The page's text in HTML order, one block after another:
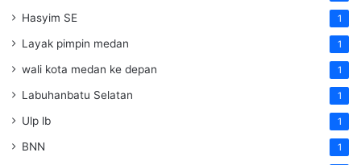
Hasyim SE 1
Layak pimpin medan 1
wali kota medan ke depan 1
Labuhanbatu Selatan 1
Ulp lb 1
BNN 1